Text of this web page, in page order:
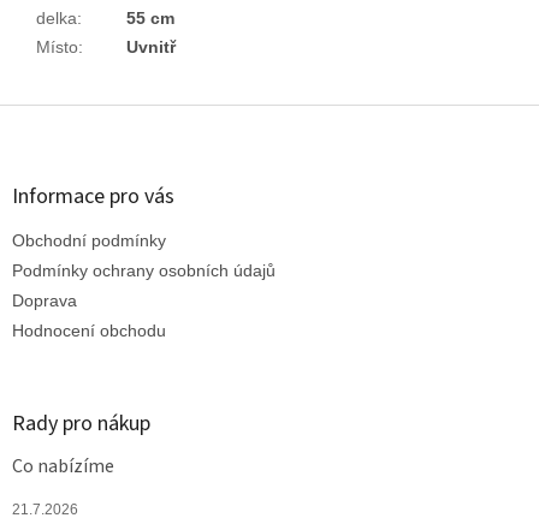
delka:
55 cm
Místo: Uvnitř
Z
Informace pro vás
Obchodní podmínky
Podmínky ochrany osobních údajů
Doprava
Hodnocení obchodu
Rady pro nákup
Co nabízíme
21.7.2026